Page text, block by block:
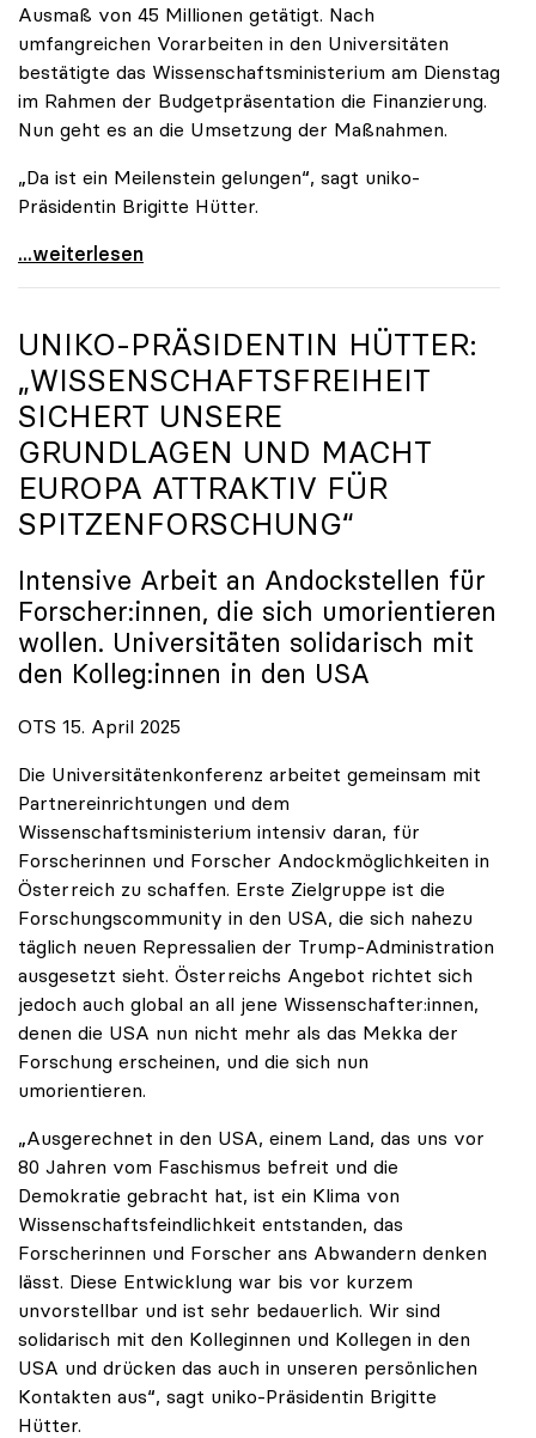
Ausmaß von 45 Millionen getätigt. Nach
umfangreichen Vorarbeiten in den Universitäten
bestätigte das Wissenschaftsministerium am Dienstag
im Rahmen der Budgetpräsentation die Finanzierung.
Nun geht es an die Umsetzung der Maßnahmen.
„Da ist ein Meilenstein gelungen“, sagt uniko-
Präsidentin Brigitte Hütter.
Universitäten wappnen sich gegen zunehmende Gefahr
...weiterlesen
UNIKO-PRÄSIDENTIN HÜTTER:
„WISSENSCHAFTSFREIHEIT
SICHERT UNSERE
GRUNDLAGEN UND MACHT
EUROPA ATTRAKTIV FÜR
SPITZENFORSCHUNG“
Intensive Arbeit an Andockstellen für
Forscher:innen, die sich umorientieren
wollen. Universitäten solidarisch mit
den Kolleg:innen in den USA
OTS 15. April 2025
Die Universitätenkonferenz arbeitet gemeinsam mit
Partnereinrichtungen und dem
Wissenschaftsministerium intensiv daran, für
Forscherinnen und Forscher Andockmöglichkeiten in
Österreich zu schaffen. Erste Zielgruppe ist die
Forschungscommunity in den USA, die sich nahezu
täglich neuen Repressalien der Trump-Administration
ausgesetzt sieht. Österreichs Angebot richtet sich
jedoch auch global an all jene Wissenschafter:innen,
denen die USA nun nicht mehr als das Mekka der
Forschung erscheinen, und die sich nun
umorientieren.
„Ausgerechnet in den USA, einem Land, das uns vor
80 Jahren vom Faschismus befreit und die
Demokratie gebracht hat, ist ein Klima von
Wissenschaftsfeindlichkeit entstanden, das
Forscherinnen und Forscher ans Abwandern denken
lässt. Diese Entwicklung war bis vor kurzem
unvorstellbar und ist sehr bedauerlich. Wir sind
solidarisch mit den Kolleginnen und Kollegen in den
USA und drücken das auch in unseren persönlichen
Kontakten aus“, sagt uniko-Präsidentin Brigitte
Hütter.